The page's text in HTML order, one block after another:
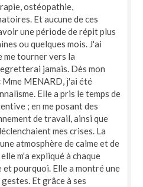
ostéopathie,
Et aucune de ces
une période de répit plus
ou quelques mois. J'ai
me tourner vers la
jamais. Dès mon
MENARD, j'ai été
Elle a pris le temps de
; en me posant des
de travail, ainsi que
mes crises. La
atmosphère de calme et de
m'a expliqué à chaque
pourquoi. Elle a montré une
Et grâce à ses